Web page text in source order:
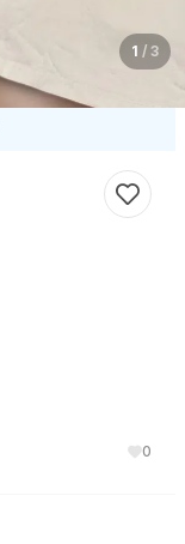
1 / 3
0
찜하기